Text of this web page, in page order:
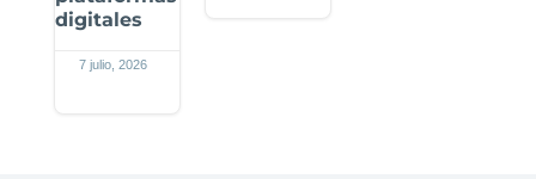
digitales
7 julio, 2026